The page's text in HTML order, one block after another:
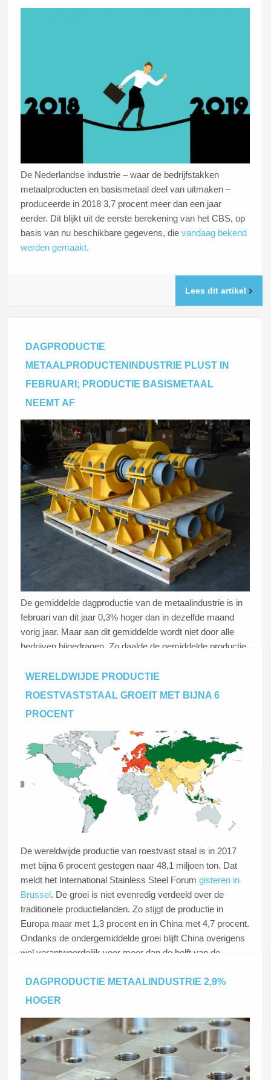
De Nederlandse industrie – waar de bedrijfstakken
metaalproducten en basismetaal deel van uitmaken –
produceerde in 2018 3,7 procent meer dan een jaar
eerder. Dit blijkt uit de eerste berekening van het CBS, op
basis van nu beschikbare gegevens, dievandaag bekend
werden gemaakt.
Lees dit artikel
DAGPRODUCTIE
METAALPRODUCTENINDUSTRIE PLUST IN
FEBRUARI; PRODUCTIE BASISMETAAL
NEEMT AF
De gemiddelde dagproductie van de metaalindustrie is in
februari van dit jaar 0,3% hoger dan in dezelfde maand
vorig jaar. Maar aan dit gemiddelde wordt niet door alle
bedrijven bijgedragen. Zo daalde de gemiddelde productie
procent. Terwijl in de metaalproductenindustrie er juist een
stijging viel te noteren van 1,3 procent. De CBS maakte
Lees dit artikel
WERELDWIJDE PRODUCTIE
ROESTVASTSTAAL GROEIT MET BIJNA 6
PROCENT
De wereldwijde productie van roestvast staal is in 2017
met bijna 6 procent gestegen naar 48,1 miljoen ton. Dat
meldt het International Stainless Steel Forumgisteren in
Brussel. De groei is niet evenredig verdeeld over de
traditionele productielanden. Zo stijgt de productie in
Europa maar met 1,3 procent en in China met 4,7 procent.
Ondanks de ondergemiddelde groei blijft China overigens
wel verantwoordelijk voor meer dan de helft van de
DAGPRODUCTIE METAALINDUSTRIE 2,9%
HOGER